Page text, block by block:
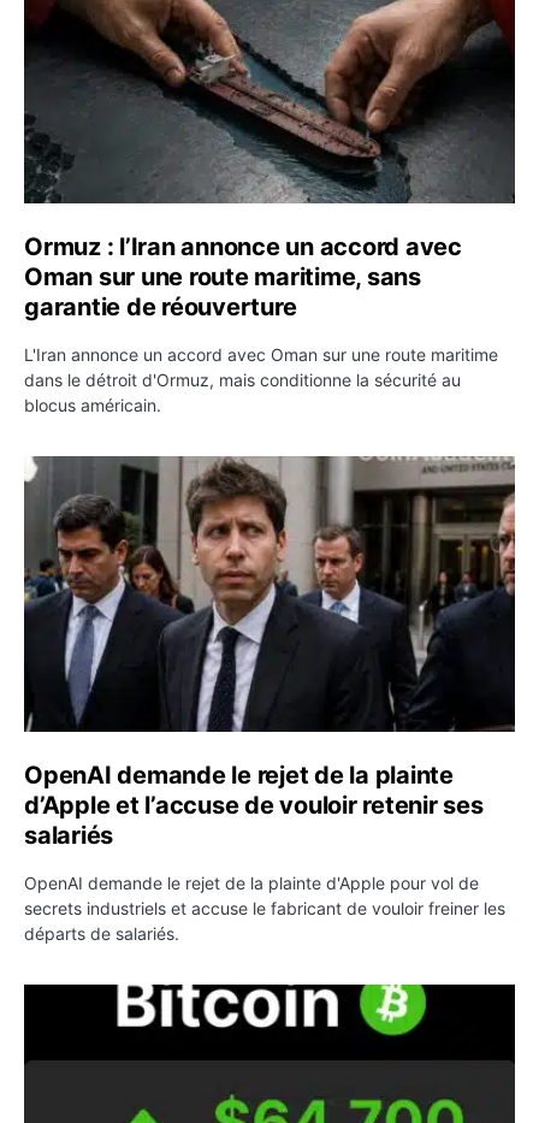
Ormuz : l’Iran annonce un accord avec
Oman sur une route maritime, sans
garantie de réouverture
L'Iran annonce un accord avec Oman sur une route maritime
dans le détroit d'Ormuz, mais conditionne la sécurité au
blocus américain.
OpenAI demande le rejet de la plainte d’Apple et
OpenAI demande le rejet de la plainte
d’Apple et l’accuse de vouloir retenir ses
salariés
OpenAI demande le rejet de la plainte d'Apple pour vol de
secrets industriels et accuse le fabricant de vouloir freiner les
départs de salariés.
Bitcoin grimpe au-dessus de 64 000 dollars avant